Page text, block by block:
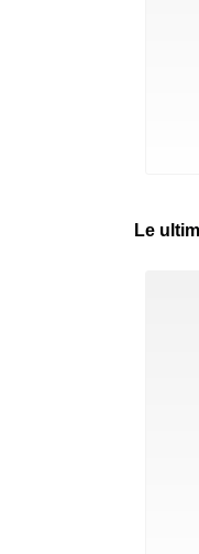
Le